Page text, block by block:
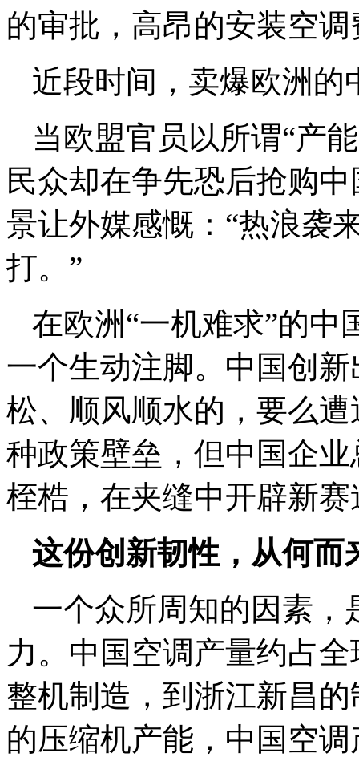
的审批，高昂的安装空
近段时间，卖爆欧洲的
当欧盟官员以所谓“产
民众却在争先恐后抢购
景让外媒感慨：“热浪袭
打。”
在欧洲“一机难求”的中
一个生动注脚。中国创
松、顺风顺水的，要么
种政策壁垒，但中国企
桎梏，在夹缝中开辟新赛
这份创新韧性，从何而
一个众所周知的因素，
力。中国空调产量约占
整机制造，到浙江新昌
的压缩机产能，中国空